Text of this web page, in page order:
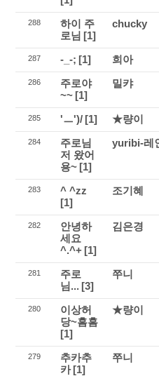
288
하이 주
로님 [1]
chucky
287 -_-; [1] 희아
286
주로야
~~ [1]
밀캬
285 'ㅡ')/ [1] ★량이
284
주로님
저 왔어
용~ [1]
yuribi-레
283
^ ^zz
[1]
조기혜
282
안녕하
세요
^.^+ [1]
김은경
281
주로
님... [3]
쭈니
280
이상허
당~흠흠
[1]
★량이
279
추카추
카[1]
쭈니